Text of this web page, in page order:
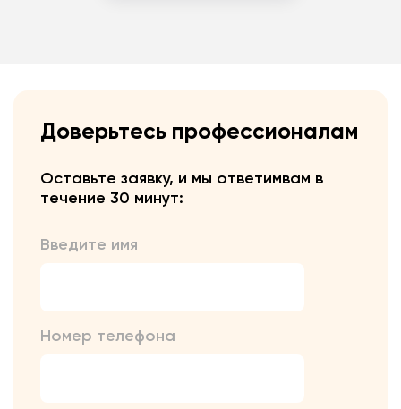
Доверьтесь профессионалам
Оставьте заявку, и мы ответимвам в
течение 30 минут:
Введите имя
Номер телефона